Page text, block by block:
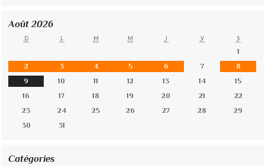
Août 2026
D L M M J V S
1
2
3 4 5 6 7
8
9
10 11 12 13 14
15
16
17 18 19 20 21
22
23
24 25 26 27 28
29
30
31
Catégories